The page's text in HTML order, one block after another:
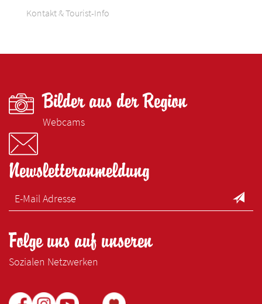
Kontakt & Tourist-Info
Bilder aus der Region
Webcams
Newsletteranmeldung
Folge uns auf unseren
Sozialen Netzwerken